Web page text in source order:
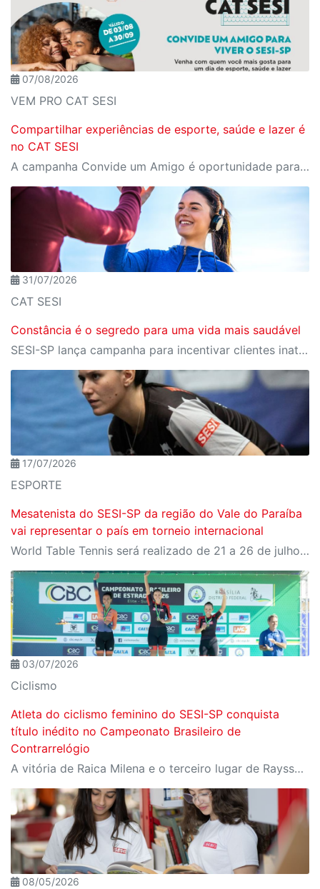
07/08/2026
VEM PRO CAT SESI
Compartilhar experiências de esporte, saúde e lazer é
no CAT SESI
A campanha Convide um Amigo é oportunidade para reunir amigos para aproveitar juntos toda estrutura da unidade SESI-SP mais próxima. Os benefícios para clientes e convidados estão no regulamento.
31/07/2026
CAT SESI
Constância é o segredo para uma vida mais saudável
SESI-SP lança campanha para incentivar clientes inativos a retomarem a prática de atividades físicas, esporte e lazer com benefícios exclusivos
17/07/2026
ESPORTE
Mesatenista do SESI-SP da região do Vale do Paraíba
vai representar o país em torneio internacional
World Table Tennis será realizado de 21 a 26 de julho, em São José dos Campos
03/07/2026
Ciclismo
Atleta do ciclismo feminino do SESI-SP conquista
título inédito no Campeonato Brasileiro de
Contrarrelógio
A vitória de Raica Milena e o terceiro lugar de Rayssa Andrade na categoria Sub-23 consolidam o trabalho de formação de atletas da instituição
08/05/2026